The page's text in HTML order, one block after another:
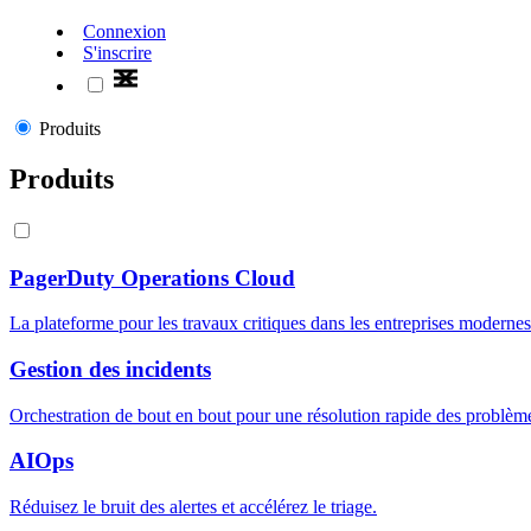
Connexion
S'inscrire
Produits
Produits
PagerDuty Operations Cloud
La plateforme pour les travaux critiques dans les entreprises
Gestion des incidents
Orchestration de bout en bout pour une résolution rapide des
AIOps
Réduisez le bruit des alertes et accélérez le triage.